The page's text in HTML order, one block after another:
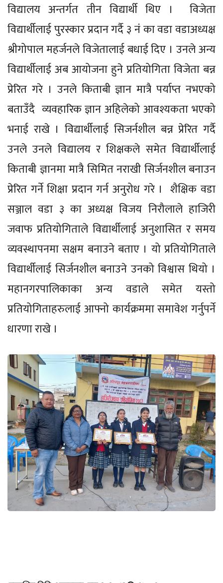
विद्यालय अन्तर्गत तीन विद्यार्थी थिए । विजेता
विद्यार्थीलाई पुरस्कार प्रदान गर्दै ३ नंं का वडा वडाअध्यक्ष
श्रीगोपाल महर्जनले विजेतालाई बधाई दिए । उनले अन्य
विद्यार्थीलाई अब आयोजना हुने प्रतियोगिता विजेता बन्न
प्रेरित गरे । उनले किताबी ज्ञान मात्रै पर्याप्त नभएको
बताउँदै व्यवहारिक ज्ञान अहिलेको आवश्यकता भएको
भनाई राखे । विद्यार्थीलाई सिजर्नशील बन्न प्रेरित गर्दै
उनले उनले विद्यालय र शिक्षकले समेत विद्यार्थीलाई
किताबी ज्ञानमा मात्रै सिमित नराखी सिर्जनशील बनाउन
प्रेरित गर्ने शिक्षा प्रदान गर्न अनुरोध गरे । शैक्षिक वडा
सञ्जाल वडा ३ का अध्यक्ष विजय निरौलाले हाजिरी
जवाफ प्रतियोगिताले विद्यार्थीलाई अनुशासित र समय
व्यवस्थापनमा सक्षम बनाउने बताए । यो प्रतियोगिताले
विद्यार्थीलाई सिर्जनशील बनाउने उनको विश्वास थियो ।
महानगरपालिकाका अन्य वडाले समेत यस्तो
प्रतियोगिताहरुलाई आफ्नो कार्यक्रममा समावेश गर्नुपर्ने
धारणा राखे ।